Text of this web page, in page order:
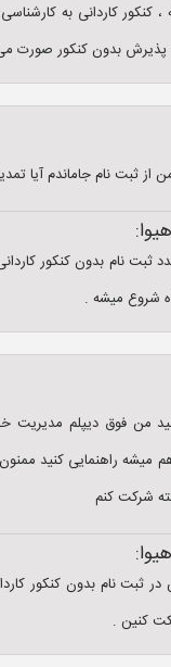
پذیرش بدون کنکور صورت
از ثبت نام جاماندم آیا
نام بدون کنکور
من فوق دیپلم مدیریت
میشه راهنمایی کنید
شرکت کنم
ثبت نام بدون کنکور
کنین .